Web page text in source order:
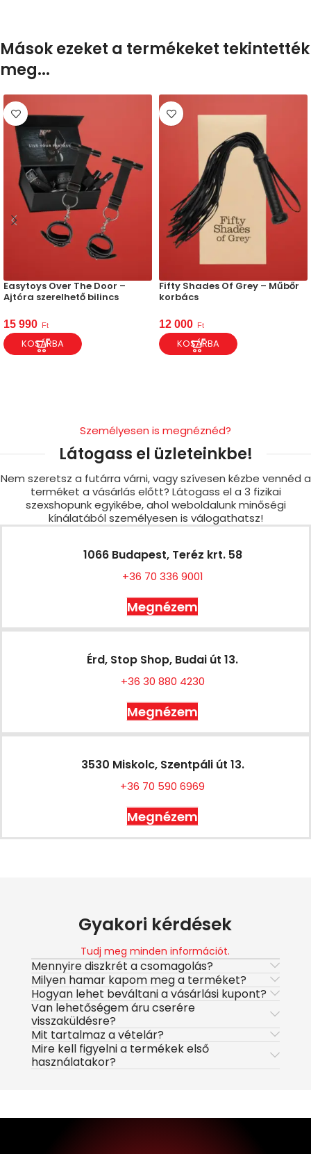
Mások ezeket a termékeket tekintették
meg...
Easytoys Over The Door –
Ajtóra szerelhető bilincs
15 990 Ft
KOSÁRBA
Fifty Shades Of Grey – Műbőr
korbács
12 000 Ft
KOSÁRBA
Személyesen is megnéznéd?
Látogass el üzleteinkbe!
Nem szeretsz a futárra várni, vagy szívesen kézbe vennéd a
terméket a vásárlás előtt? Látogass el a 3 fizikai
szexshopunk egyikébe, ahol weboldalunk minőségi
kínálatából személyesen is válogathatsz!
1066 Budapest, Teréz krt. 58
+36 70 336 9001
Megnézem
Érd, Stop Shop, Budai út 13.
+36 30 880 4230
Megnézem
3530 Miskolc, Szentpáli út 13.
+36 70 590 6969
Megnézem
Gyakori kérdések
Tudj meg minden információt.
Mennyire diszkrét a csomagolás?
Milyen hamar kapom meg a terméket?
Hogyan lehet beváltani a vásárlási kupont?
Van lehetőségem áru cserére
visszaküldésre?
Mit tartalmaz a vételár?
Mire kell figyelni a termékek első
használatakor?